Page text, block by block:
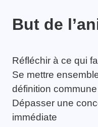
But de
Réfléchir à ce qui
Se mettre
définition
Dépasser une
immédiate